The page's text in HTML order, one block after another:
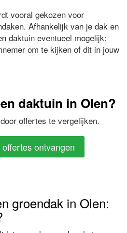
vooral gekozen voor
Afhankelijk van je dak en
daktuin eventueel mogelijk:
om te kijken of dit in jouw
daktuin in Olen?
offertes te vergelijken.
ontvangen
groendak in Olen: